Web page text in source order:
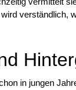
verständlich,
in jungen